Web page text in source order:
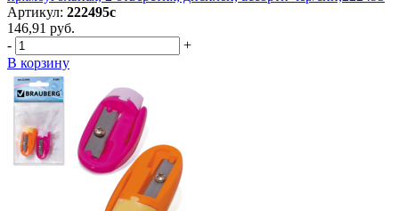
Артикул: 222495с
146,91 руб.
-
+
В корзину